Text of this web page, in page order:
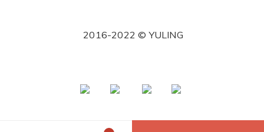
2016-2022 © YULING